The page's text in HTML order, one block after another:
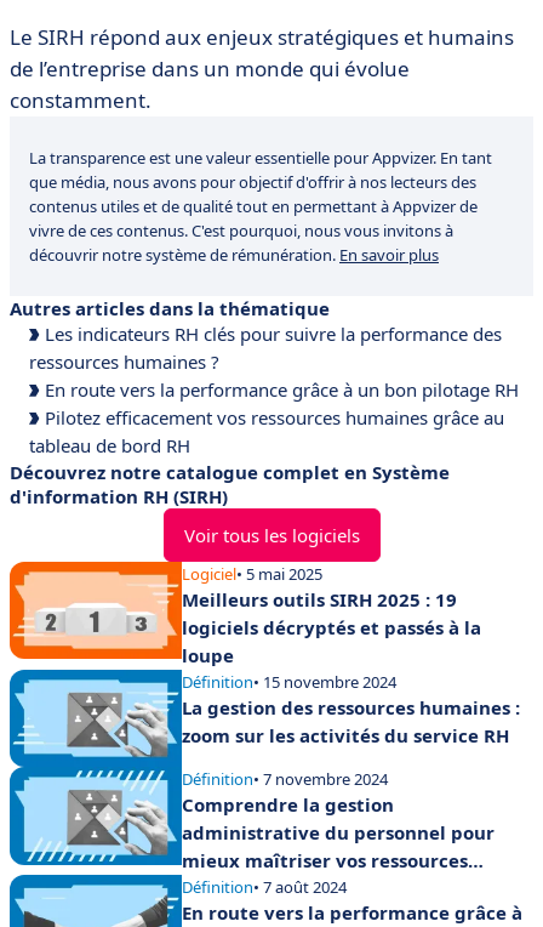
Le SIRH répond aux enjeux stratégiques et humains
de l’entreprise dans un monde qui évolue
constamment.
La transparence est une valeur essentielle pour Appvizer. En tant
que média, nous avons pour objectif d'offrir à nos lecteurs des
contenus utiles et de qualité tout en permettant à Appvizer de
vivre de ces contenus. C'est pourquoi, nous vous invitons à
découvrir notre système de rémunération. En savoir plus
Autres articles dans la thématique
Les indicateurs RH clés pour suivre la performance des
ressources humaines ?
En route vers la performance grâce à un bon pilotage RH
Pilotez efficacement vos ressources humaines grâce au
tableau de bord RH
Découvrez notre catalogue complet en Système
d'information RH (SIRH)
Voir tous les logiciels
Logiciel• 5 mai 2025
Meilleurs outils SIRH 2025 : 19
logiciels décryptés et passés à la
loupe
Définition• 15 novembre 2024
La gestion des ressources humaines :
zoom sur les activités du service RH
Définition• 7 novembre 2024
Comprendre la gestion
administrative du personnel pour
mieux maîtriser vos ressources
humaines
Définition• 7 août 2024
En route vers la performance grâce à